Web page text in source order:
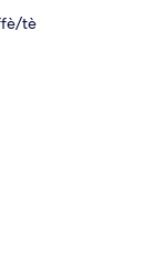
tè